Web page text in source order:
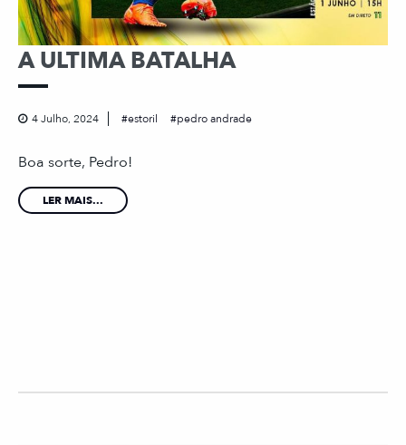
A ULTIMA BATALHA
4 Julho, 2024 estoril pedro andrade
Boa sorte, Pedro!
LER MAIS...